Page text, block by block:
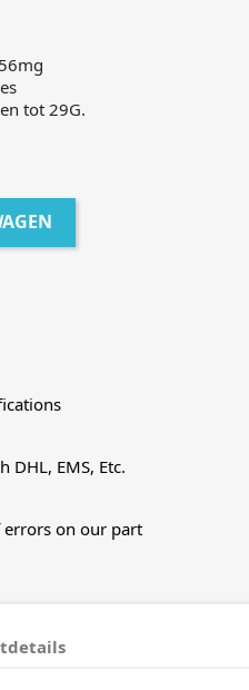
tot 29G.
EMS, Etc.
errors on our part